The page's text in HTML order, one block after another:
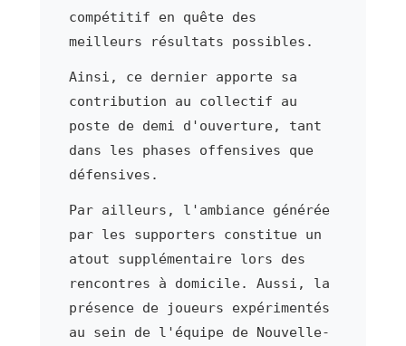
compétitif en quête des
meilleurs résultats possibles.
Ainsi, ce dernier apporte sa
contribution au collectif au
poste de demi d'ouverture, tant
dans les phases offensives que
défensives.
Par ailleurs, l'ambiance générée
par les supporters constitue un
atout supplémentaire lors des
rencontres à domicile. Aussi, la
présence de joueurs expérimentés
au sein de l'équipe de Nouvelle-